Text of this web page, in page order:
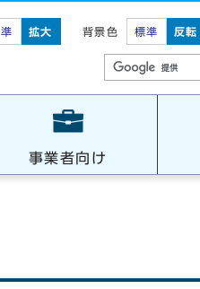
拡大 背景色 標準 反転
事業者向け